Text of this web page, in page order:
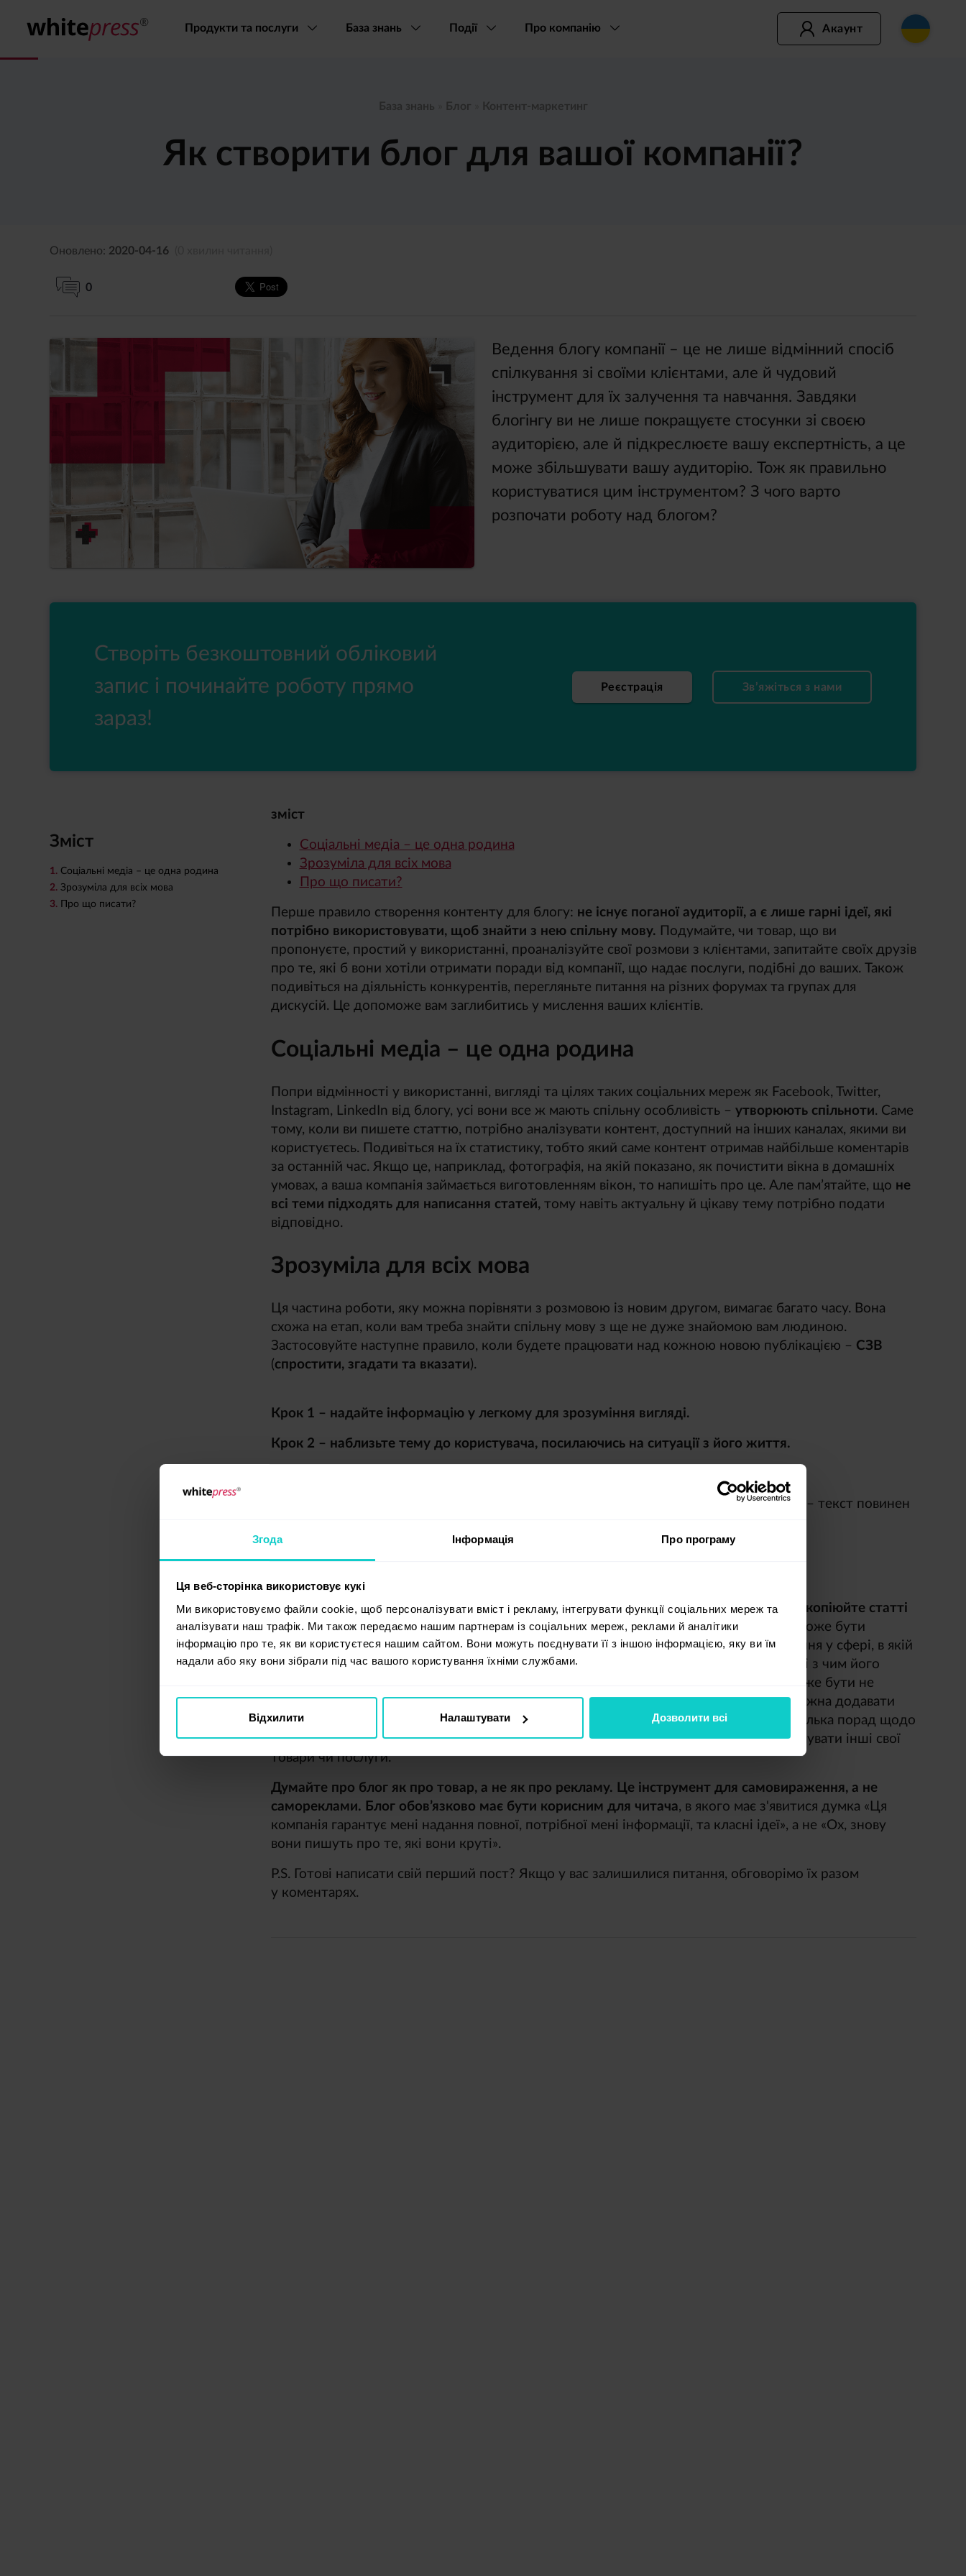
Згода Інформація Про програму
Ця веб-сторінка використовує кукі
Ми використовуємо файли cookie, щоб персоналізувати вміст і рекламу, інтегрувати функції соціальних мереж та
аналізувати наш трафік. Ми також передаємо нашим партнерам із соціальних мереж, реклами й аналітики
інформацію про те, як ви користуєтеся нашим сайтом. Вони можуть поєднувати її з іншою інформацією, яку ви їм
надали або яку вони зібрали під час вашого користування їхніми службами.
Відхилити Налаштувати Дозволити всі
Продукти та послуги База знань Події Про компанію Акаунт
База знань Блог Контент-маркетинг
Як створити блог для вашої компанії?
Оновлено: 2020-04-16
0
Ведення блогу компанії – це не лише відмінний спосіб
спілкування зі своїми клієнтами, але й чудовий
інструмент для їх залучення та навчання. Завдяки
блогінгу ви не лише покращуєте стосунки зі своєю
аудиторією, але й підкреслюєте вашу експертність, а це
може збільшувати вашу аудиторію. Тож як правильно
користуватися цим інструментом? З чого варто
розпочати роботу над блогом?
Створіть безкоштовний обліковий
запис і починайте роботу прямо
зараз!
Реєстрація Зв’яжіться з нами
Зміст
1. Соціальні медіа – це одна родина
2. Зрозуміла для всіх мова
3.
Про що писати?
зміст
Соціальні медіа – це одна родина
Зрозуміла для всіх мова
Про що писати?
Перше правило створення контенту для блогу: не існує поганої аудиторії, а є лише гарні ідеї, які
потрібно використовувати, щоб знайти з нею спільну мову. Подумайте, чи товар, що ви
пропонуєте, простий у використанні, проаналізуйте свої розмови з клієнтами, запитайте своїх друзів
про те, які б вони хотіли отримати поради від компанії, що надає послуги, подібні до ваших. Також
подивіться на діяльність конкурентів, перегляньте питання на різних форумах та групах для
дискусій. Це допоможе вам заглибитись у мислення ваших клієнтів.
Соціальні медіа – це одна родина
Попри відмінності у використанні, вигляді та цілях таких соціальних мереж як Facebook, Twitter,
Instagram, LinkedIn від блогу, усі вони все ж мають спільну особливість – утворюють спільноти. Саме
тому, коли ви пишете статтю, потрібно аналізувати контент, доступний на інших каналах, якими ви
користуєтесь. Подивіться на їх статистику, тобто який саме контент отримав найбільше коментарів
за останній час. Якщо це, наприклад, фотографія, на якій показано, як почистити вікна в домашніх
умовах, а ваша компанія займається виготовленням вікон, то напишіть про це. Але пам’ятайте, що не
всі теми підходять для написання статей,тому навіть актуальну й цікаву тему потрібно подати
відповідно.
Зрозуміла для всіх мова
Ця частина роботи, яку можна порівняти з розмовою із новим другом, вимагає багато часу. Вона
схожа на етап, коли вам треба знайти спільну мову з ще не дуже знайомою вам людиною.
Застосовуйте наступне правило, коли будете працювати над кожною новою публікацією – СЗВ
(спростити, згадати та вказати).
Крок 1 – надайте інформацію у легкому для зрозуміння вигляді.
Крок 2 – наблизьте тему до користувача, посилаючись на ситуації з його життя.
На останньому етапі видаліть ті частини тексту, які не несуть у собі ніякого смислу – текст повинен
Про що писати?
Як вже було сказано раніше, блог має демонструвати експертність, томуніколи не копіюйте статті
з інших сайтів. Якщо ж тема дуже поширена, то додайте до неї щось від себе: це може бути
коментар чи ваша оцінка. Блог – це чудове місце для залучення клієнтів та їх навчання у сфері, в якій
ви працюєте. Якщо ви продаєте спеціалізоване обладнання, то покажіть у блозі, як і з чим його
використовувати. Пам’ятайте, що будь-яка інформація про ваш товар чи послугу може бути не
зрозуміла для інших, тому враховуйте це, коли будете писати статтю. До тексту можна додавати
корисну для читачів інформацію. Наприклад, якщо ви продаєте зубні щітки, то декілька порад щодо
правильного догляду за зубами не будуть зайвими. Також у блозі можна прорекламувати інші свої
товари чи послуги.
Думайте про блог як про товар, а не як про рекламу. Це інструмент для самовираження, а не
самореклами. Блог обов’язково має бути корисним для читача, в якого має з'явитися думка «Ця
компанія гарантує мені надання повної, потрібної мені інформації, та класні ідеї», а не «Ох, знову
вони пишуть про те, які вони круті».
P.S. Готові написати свій перший пост? Якщо у вас залишилися питання, обговорімо їх разом
у коментарях.